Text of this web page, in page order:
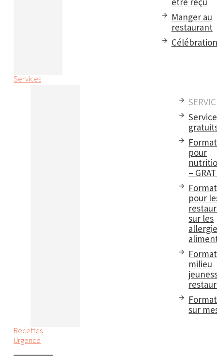
Manger au
restaurant
Services
pour
–
pour
sur les
milieu
sur
Recettes
Urgence